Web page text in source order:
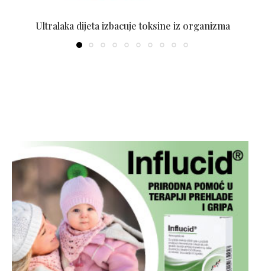
Ultralaka dijeta izbacuje toksine iz organizma